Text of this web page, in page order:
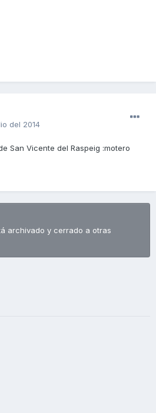
del 2014
San Vicente del Raspeig :motero
archivado y cerrado a otras